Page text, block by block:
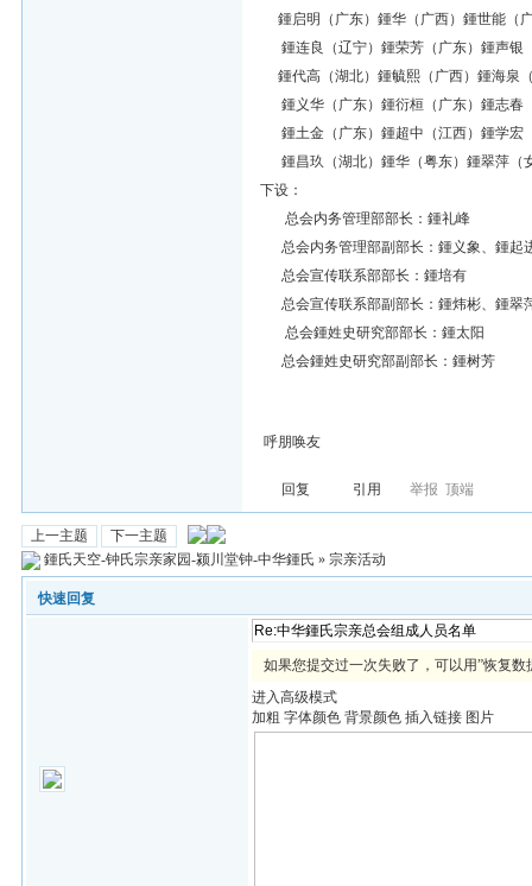
鍾启明（广东）鍾华（广西）鍾世能（
鍾连良（辽宁）鍾荣芳（广东）鍾声银
鍾代高（湖北）鍾毓熙（广西）鍾海泉
鍾义华（广东）鍾衍桓（广东）鍾志春
鍾土金（广东）鍾超中（江西）鍾学宏
鍾昌玖（湖北）鍾华（粤东）鍾翠萍（
下设：
总会内务管理部部长：鍾礼峰
总会内务管理部副部长：鍾义象、鍾起
总会宣传联系部部长：鍾培有
总会宣传联系部副部长：鍾炜彬、鍾翠
总会鍾姓史研究部部长：鍾太阳
总会鍾姓史研究部副部长：鍾树芳
呼朋唤友
回复 引用 举报 顶端
上一主题
下一主题
鍾氏天空-钟氏宗亲家园-颍川堂钟-中华鍾氏 » 宗亲活动
快速回复
如果您提交过一次失败了，可以用”恢复数
进入高级模式
加粗 字体颜色 背景颜色 插入链接 图片